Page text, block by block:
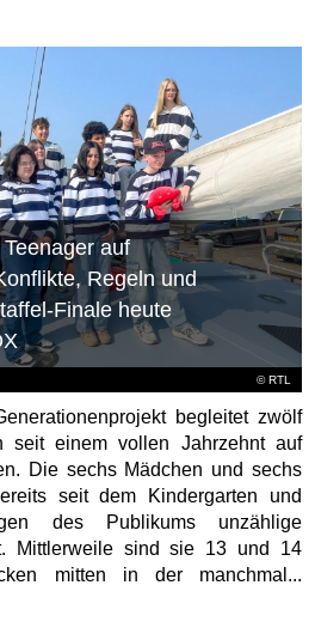
©RTL
auf
Regeln und
Finale heute
begleitet zwölf
seit einem vollen Jahrzehnt auf
Die sechs Mädchen und sechs
seit dem Kindergarten und
des Publikums unzählige
Mittlerweile sind sie 13 und 14
mitten in der manchmal...